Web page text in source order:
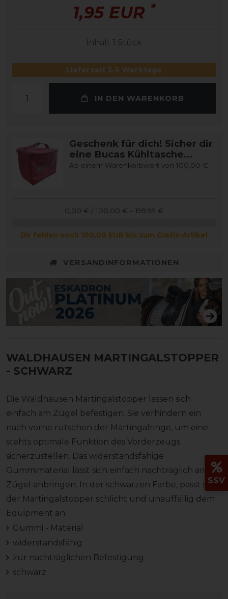
1,95 EUR *
Inhalt 1 Stück
Lieferzeit 3-5 Werktage
IN DEN WARENKORB
Geschenk für dich! Sicher dir
eine Bucas Kühltasche...
Ab einem Warenkorbwert von 100,00 €
0,00 € / 100,00 € – 199,99 €
Dir fehlen noch 100,00 EUR bis zum Gratis-Artikel
VERSANDINFORMATIONEN
WALDHAUSEN MARTINGALSTOPPER
- SCHWARZ
Die Waldhausen Martingalstopper lassen sich
einfach am Zügel befestigen. Sie verhindern ein
nach vorne rutschen der Martingalringe, um eine
stehts optimale Funktion des Vorderzeugs
sicherzustellen. Das widerstandsfähige
Gummimaterial lässt sich einfach nachträglich am
Zügel anbringen. In der schwarzen Farbe, passt sich
der Martingalstopper schlicht und unauffällig dem
Equipment an.
Gummi - Material
widerstandsfähig
zur nachträglichen Befestigung
schwarz
SSV